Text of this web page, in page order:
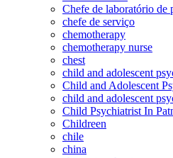
Chefe de laboratório de
chefe de serviço
chemotherapy
chemotherapy nurse
chest
child and adolescent
Child and Adolescent
child and adolescent
Child Psychiatrist In
Childreen
chile
china